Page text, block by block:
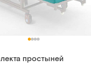
простыней